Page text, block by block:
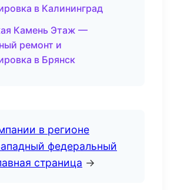
в Калининград
Камень Этаж —
ремонт и
в Брянск
в регионе
федеральный
страница →